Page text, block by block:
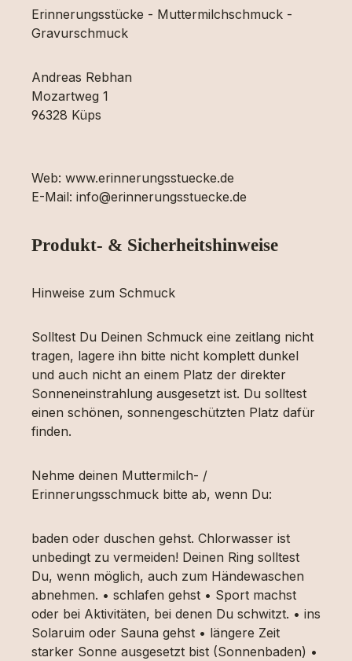
Erinnerungsstücke - Muttermilchschmuck -
Gravurschmuck
Andreas Rebhan
Mozartweg 1
96328 Küps
Web: www.erinnerungsstuecke.de
E-Mail: info@erinnerungsstuecke.de
Produkt- & Sicherheitshinweise
Hinweise zum Schmuck
Solltest Du Deinen Schmuck eine zeitlang nicht
tragen, lagere ihn bitte nicht komplett dunkel
und auch nicht an einem Platz der direkter
Sonneneinstrahlung ausgesetzt ist. Du solltest
einen schönen, sonnengeschützten Platz dafür
finden.
Nehme deinen Muttermilch- /
Erinnerungsschmuck bitte ab, wenn Du:
baden oder duschen gehst. Chlorwasser ist
unbedingt zu vermeiden! Deinen Ring solltest
Du, wenn möglich, auch zum Händewaschen
abnehmen. • schlafen gehst • Sport machst
oder bei Aktivitäten, bei denen Du schwitzt. • ins
Solaruim oder Sauna gehst • längere Zeit
starker Sonne ausgesetzt bist (Sonnenbaden) •